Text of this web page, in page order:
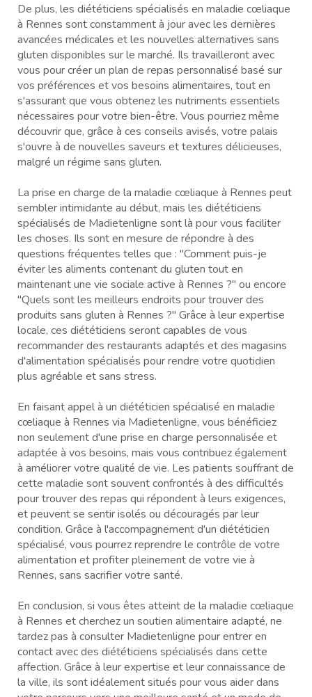
De plus, les diététiciens spécialisés en maladie cœliaque
à Rennes sont constamment à jour avec les dernières
avancées médicales et les nouvelles alternatives sans
gluten disponibles sur le marché. Ils travailleront avec
vous pour créer un plan de repas personnalisé basé sur
vos préférences et vos besoins alimentaires, tout en
s'assurant que vous obtenez les nutriments essentiels
nécessaires pour votre bien-être. Vous pourriez même
découvrir que, grâce à ces conseils avisés, votre palais
s'ouvre à de nouvelles saveurs et textures délicieuses,
malgré un régime sans gluten.
La prise en charge de la maladie cœliaque à Rennes peut
sembler intimidante au début, mais les diététiciens
spécialisés de Madietenligne sont là pour vous faciliter
les choses. Ils sont en mesure de répondre à des
questions fréquentes telles que : "Comment puis-je
éviter les aliments contenant du gluten tout en
maintenant une vie sociale active à Rennes ?" ou encore
"Quels sont les meilleurs endroits pour trouver des
produits sans gluten à Rennes ?" Grâce à leur expertise
locale, ces diététiciens seront capables de vous
recommander des restaurants adaptés et des magasins
d'alimentation spécialisés pour rendre votre quotidien
plus agréable et sans stress.
En faisant appel à un diététicien spécialisé en maladie
cœliaque à Rennes via Madietenligne, vous bénéficiez
non seulement d'une prise en charge personnalisée et
adaptée à vos besoins, mais vous contribuez également
à améliorer votre qualité de vie. Les patients souffrant de
cette maladie sont souvent confrontés à des difficultés
pour trouver des repas qui répondent à leurs exigences,
et peuvent se sentir isolés ou découragés par leur
condition. Grâce à l'accompagnement d'un diététicien
spécialisé, vous pourrez reprendre le contrôle de votre
alimentation et profiter pleinement de votre vie à
Rennes, sans sacrifier votre santé.
En conclusion, si vous êtes atteint de la maladie cœliaque
à Rennes et cherchez un soutien alimentaire adapté, ne
tardez pas à consulter Madietenligne pour entrer en
contact avec des diététiciens spécialisés dans cette
affection. Grâce à leur expertise et leur connaissance de
la ville, ils sont idéalement situés pour vous aider dans